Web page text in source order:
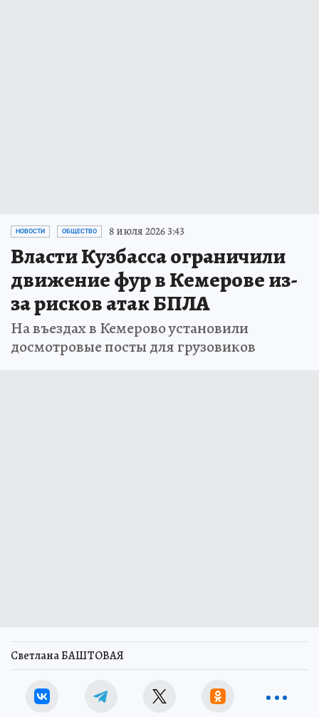
НОВОСТИ ОБЩЕСТВО 8 июля 2026 3:43
Власти Кузбасса ограничили
движение фур в Кемерове из-
за рисков атак БПЛА
На въездах в Кемерово установили
досмотровые посты для грузовиков
Светлана БАШТОВАЯ